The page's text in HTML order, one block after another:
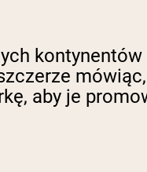
kontynentów
aby je